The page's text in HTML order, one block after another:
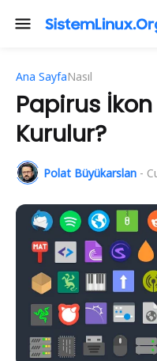
Ana SayfaNasıl
Papirus İkon
Kurulur?
Polat Büyükarslan -